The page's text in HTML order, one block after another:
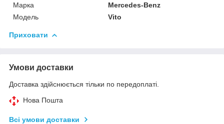
Марка
Mercedes-Benz
Модель
Vito
Приховати
Умови доставки
Доставка здійснюється тільки по передоплаті.
Нова Пошта
Всі умови доставки